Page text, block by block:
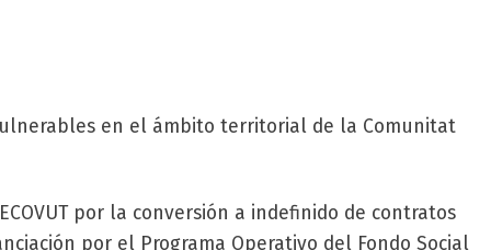
en el ámbito territorial de la Comunitat
por la conversión a indefinido de contratos
por el Programa Operativo del Fondo Social